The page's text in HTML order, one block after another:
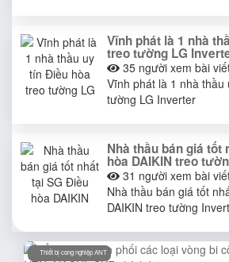
Vĩnh phát là 1 nhà
treo tường LG
35 người xem bài
Vĩnh phát là 1 nhà
tường LG Inverter
Nhà thầu bán giá tốt
hòa DAIKIN treo
31 người xem bài
Nhà thầu bán giá tốt
DAIKIN treo tường
Thiết bị cong nghiệp ANT